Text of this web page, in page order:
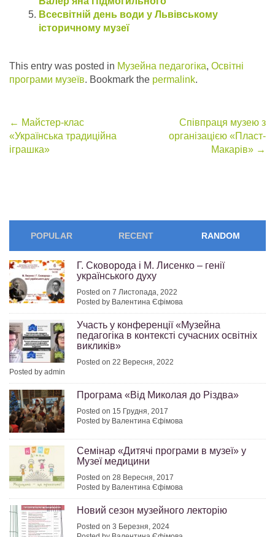
Всесвітній день води у Львівському
історичному музеї
This entry was posted in Музейна педагогіка, Освітні
програми музеїв. Bookmark the permalink.
Post
navigation
← Майстер-клас
«Українська традиційна
іграшка»
Співпраця музею з
організацією «Пласт-
Макарів» →
POPULAR RECENT RANDOM
Г. Сковорода і М. Лисенко – генії
українського духу
Posted on 7 Листопада, 2022
Posted by Валентина Єфімова
Участь у конференції «Музейна
педагогіка в контексті сучасних освітніх
викликів»
Posted on 22 Вересня, 2022
Posted by admin
Програма «Від Миколая до Різдва»
Posted on 15 Грудня, 2017
Posted by Валентина Єфімова
Семінар «Дитячі програми в музеї» у
Музеї медицини
Posted on 28 Вересня, 2017
Posted by Валентина Єфімова
Новий сезон музейного лекторію
Posted on 3 Березня, 2024